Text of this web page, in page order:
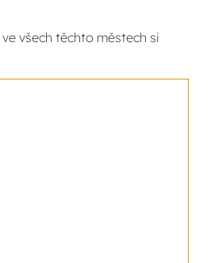
všech těchto městech si